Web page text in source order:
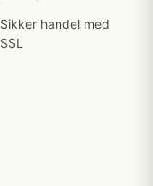
Sikker handel med
SSL